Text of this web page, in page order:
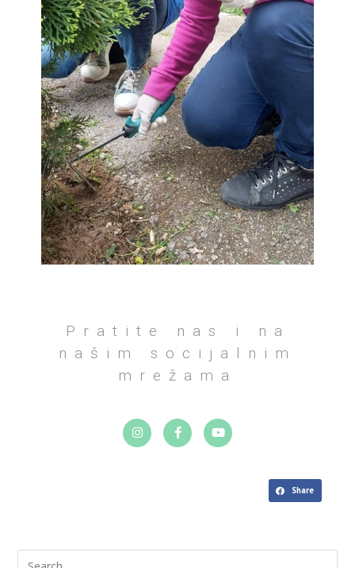
Pratite nas i na
našim socijalnim
mrežama
Share